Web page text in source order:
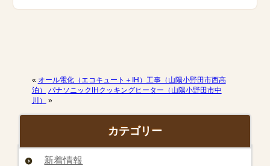
« オール電化（エコキュート＋IH）工事（山陽小野田市西高
泊）
パナソニックIHクッキングヒーター（山陽小野田市中
川）
»
カテゴリー
新着情報